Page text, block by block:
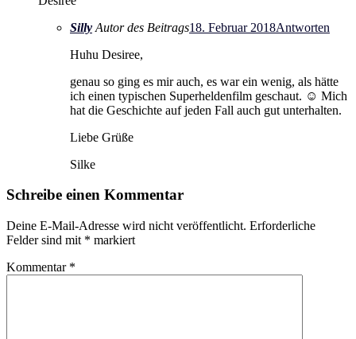
Silly Autor des Beitrags18. Februar 2018Antworten
Huhu Desiree,
genau so ging es mir auch, es war ein wenig, als hätte
ich einen typischen Superheldenfilm geschaut. ☺️ Mich
hat die Geschichte auf jeden Fall auch gut unterhalten.
Liebe Grüße
Silke
Schreibe einen Kommentar
Deine E-Mail-Adresse wird nicht veröffentlicht. Erforderliche
Felder sind mit * markiert
Kommentar *